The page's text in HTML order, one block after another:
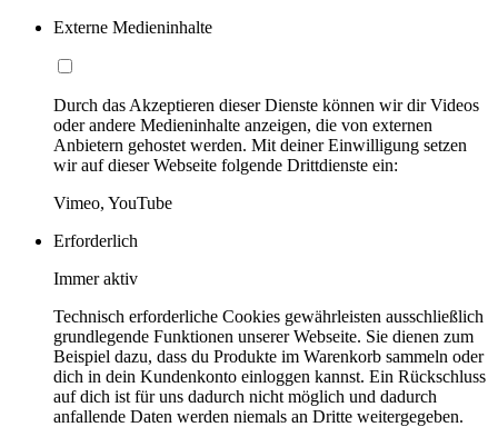
Externe Medieninhalte
Durch das Akzeptieren dieser Dienste können wir dir Videos
oder andere Medieninhalte anzeigen, die von externen
Anbietern gehostet werden. Mit deiner Einwilligung setzen
wir auf dieser Webseite folgende Drittdienste ein:
Vimeo, YouTube
Erforderlich
Immer aktiv
Technisch erforderliche Cookies gewährleisten ausschließlich
grundlegende Funktionen unserer Webseite. Sie dienen zum
Beispiel dazu, dass du Produkte im Warenkorb sammeln oder
dich in dein Kundenkonto einloggen kannst. Ein Rückschluss
auf dich ist für uns dadurch nicht möglich und dadurch
anfallende Daten werden niemals an Dritte weitergegeben.